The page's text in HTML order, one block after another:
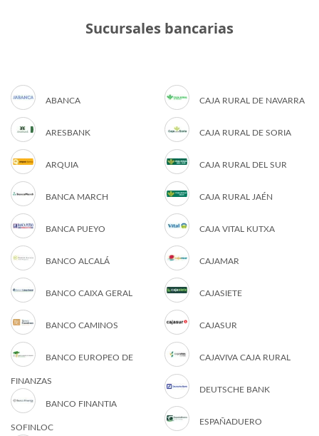
Sucursales bancarias
ABANCA
ARESBANK
ARQUIA
BANCA MARCH
BANCA PUEYO
BANCO ALCALÁ
BANCO CAIXA GERAL
BANCO CAMINOS
BANCO EUROPEO DE
FINANZAS
BANCO FINANTIA
SOFINLOC
CAJA RURAL DE NAVARRA
CAJA RURAL DE SORIA
CAJA RURAL DEL SUR
CAJA RURAL JAÉN
CAJA VITAL KUTXA
CAJAMAR
CAJASIETE
CAJASUR
CAJAVIVA CAJA RURAL
DEUTSCHE BANK
ESPAÑADUERO